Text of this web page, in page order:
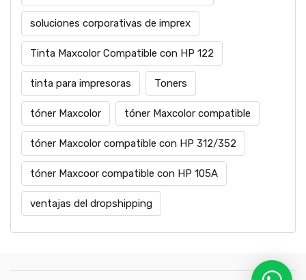
soluciones corporativas de imprex
Tinta Maxcolor Compatible con HP 122
tinta para impresoras Toners
tóner Maxcolor tóner Maxcolor compatible
tóner Maxcolor compatible con HP 312/352
tóner Maxcoor compatible con HP 105A
ventajas del dropshipping